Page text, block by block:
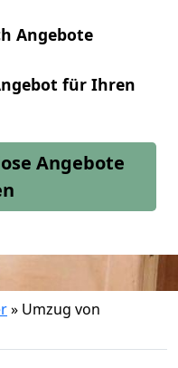
Angebote
für Ihren
Angebote
» Umzug von